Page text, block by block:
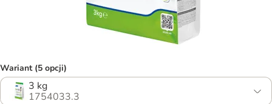
Wariant (5 opcji)
3 kg
1754033.3